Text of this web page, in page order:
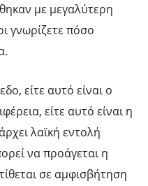
με μεγαλύτερη
γνωρίζετε πόσο
είτε αυτό είναι ο
είτε αυτό είναι η
λαϊκή εντολή
να προάγεται η
σε αμφισβήτηση